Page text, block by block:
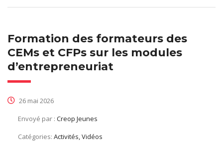
Formation des formateurs des
CEMs et CFPs sur les modules
d’entrepreneuriat
26 mai 2026
Envoyé par : Creop Jeunes
Catégories: Activités, Vidéos